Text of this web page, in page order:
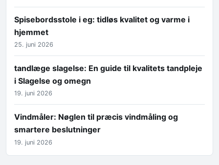
Spisebordsstole i eg: tidløs kvalitet og varme i
hjemmet
25. juni 2026
tandlæge slagelse: En guide til kvalitets tandpleje
i Slagelse og omegn
19. juni 2026
Vindmåler: Nøglen til præcis vindmåling og
smartere beslutninger
19. juni 2026